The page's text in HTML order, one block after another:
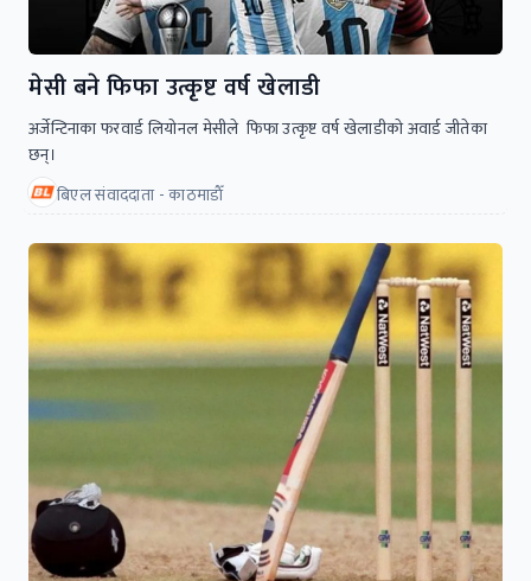
मेसी बने फिफा उत्कृष्ट वर्ष खेलाडी
अर्जेन्टिनाका फरवार्ड लियाेनल मेसीले फिफा उत्कृष्ट वर्ष खेलाडीकाे अवार्ड जीतेका
छन्।
बिएल संवाददाता - काठमाडाैँ